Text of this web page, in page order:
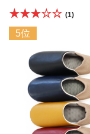
★★★☆☆ (1)
5位